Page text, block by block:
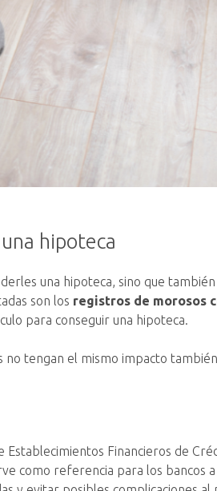
hipoteca
una hipoteca, sino que también
son los registros de morosos
para conseguir una hipoteca.
no tengan el mismo impacto
Establecimientos Financieros de
como referencia para los bancos